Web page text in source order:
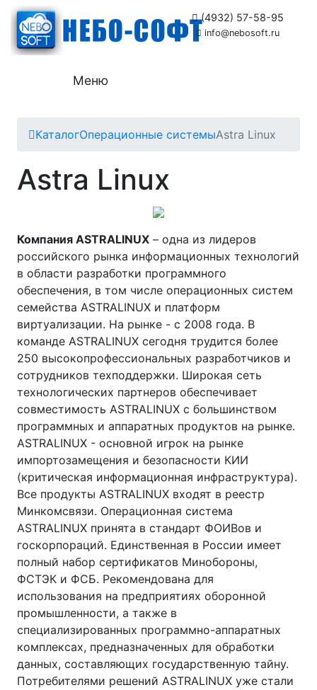
(4932) 57-58-95
info@nebosoft.ru
Меню
КаталогОперационные системыAstra Linux
Astra Linux
Компания ASTRALINUX – одна из лидеров
российского рынка информационных технологий
в области разработки программного
обеспечения, в том числе операционных систем
семейства ASTRALINUX и платформ
виртуализации. На рынке - с 2008 года. В
команде ASTRALINUX сегодня трудится более
250 высокопрофессиональных разработчиков и
сотрудников техподдержки. Широкая сеть
технологических партнеров обеспечивает
совместимость ASTRALINUX с большинством
программных и аппаратных продуктов на рынке.
ASTRALINUX - основной игрок на рынке
импортозамещения и безопасности КИИ
(критическая информационная инфраструктура).
Все продукты АSTRALINUX входят в реестр
Минкомсвязи. Операционная система
ASTRALINUX принята в стандарт ФОИВов и
госкорпораций. Единственная в России имеет
полный набор сертификатов Минобороны,
ФСТЭК и ФСБ. Рекомендована для
использования на предприятиях оборонной
промышленности, а также в
специализированных программно-аппаратных
комплексах, предназначенных для обработки
данных, составляющих государственную тайну.
Потребителями решений ASTRALINUX уже стали